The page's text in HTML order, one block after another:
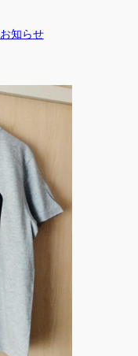
お知らせ